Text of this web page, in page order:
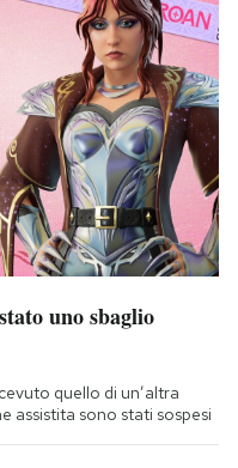
uno sbaglio
quello di un’altra
assistita sono stati sospesi